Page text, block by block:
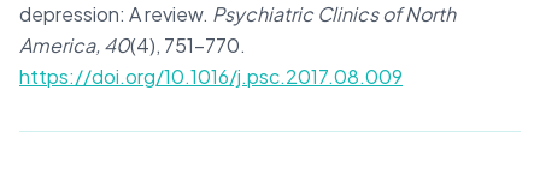
depression: A review. Psychiatric Clinics of North
America, 40(4), 751–770.
https://doi.org/10.1016/j.psc.2017.08.009